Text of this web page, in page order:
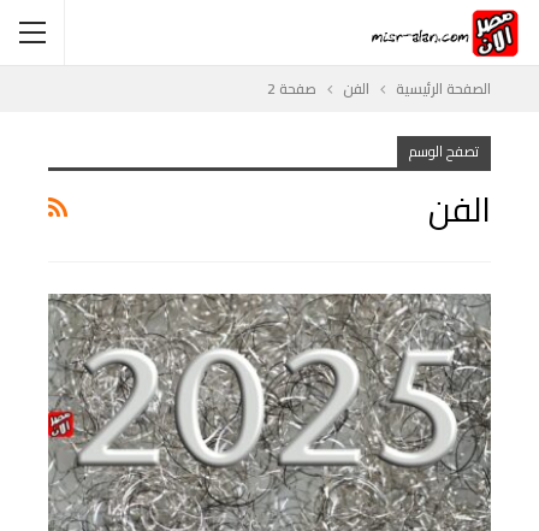
الصفحة الرئيسية الفن صفحة 2
تصفح الوسم
الفن